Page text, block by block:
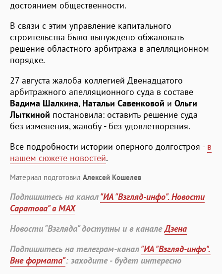
достоянием общественности.
В связи с этим управление капитального
строительства было вынуждено обжаловать
решение областного арбитража в апелляционном
порядке.
27 августа жалоба коллегией Двенадцатого
арбитражного апелляционного суда в составе
Вадима Шалкина, Натальи Савенковой и Ольги
Лыткиной постановила: оставить решение суда
без изменения, жалобу - без удовлетворения.
Все подробности истории оперного долгостроя - в
нашем сюжете новостей.
Материал подготовил Алексей Кошелев
Подпишитесь на канал"ИА "Взгляд-инфо". Новости
Саратова" в MAX
Новости "Взгляда" доступны и в каналеДзена
Подпишитесь на телеграм-канал"ИА "Взгляд-инфо".
Вне формата": заходите - будет интересно